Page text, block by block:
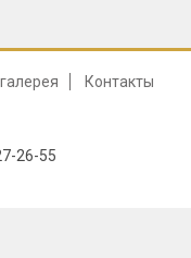
Контакты
227-26-55